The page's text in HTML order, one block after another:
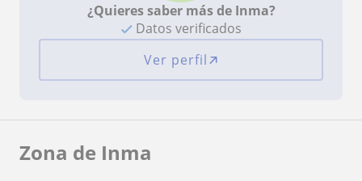
¿Quieres saber más de Inma?
Datos verificados
Ver perfil
Zona de Inma